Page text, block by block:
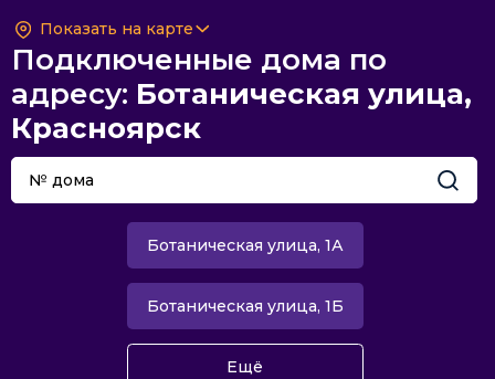
Показать на карте
Подключенные дома по
адресу: Ботаническая улица,
Красноярск
Ботаническая улица, 1А
Ботаническая улица, 1Б
Ещё